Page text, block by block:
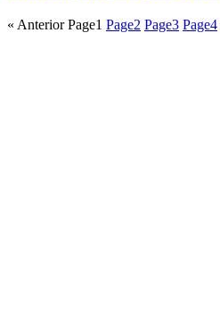
« Anterior Page1 Page2 Page3 Page4